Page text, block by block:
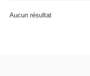
Aucun résultat